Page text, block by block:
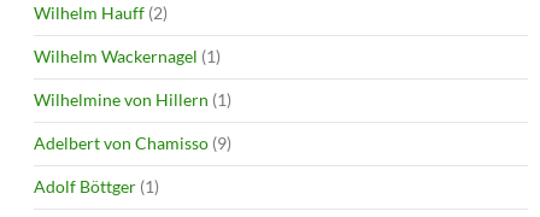
Wilhelm Hauff (2)
Wilhelm Wackernagel (1)
Wilhelmine von Hillern (1)
Adelbert von Chamisso (9)
Adolf Böttger (1)